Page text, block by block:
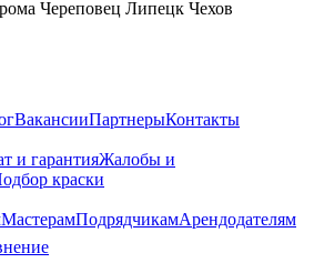
Череповец Липецк Чехов
ВакансииПартнерыКонтакты
и гарантияЖалобы и
краски
МастерамПодрядчикамАрендодателям